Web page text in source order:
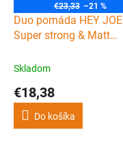
€23,33 –21 %
Duo pomáda HEY JOE
Super strong & Matt
Skladom
€18,38
Do košíka